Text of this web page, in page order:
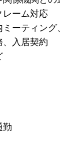
レーム対応
ミーティン
、入居契約
勤